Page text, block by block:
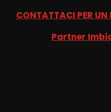
CONTATTACI PER UN
Partner